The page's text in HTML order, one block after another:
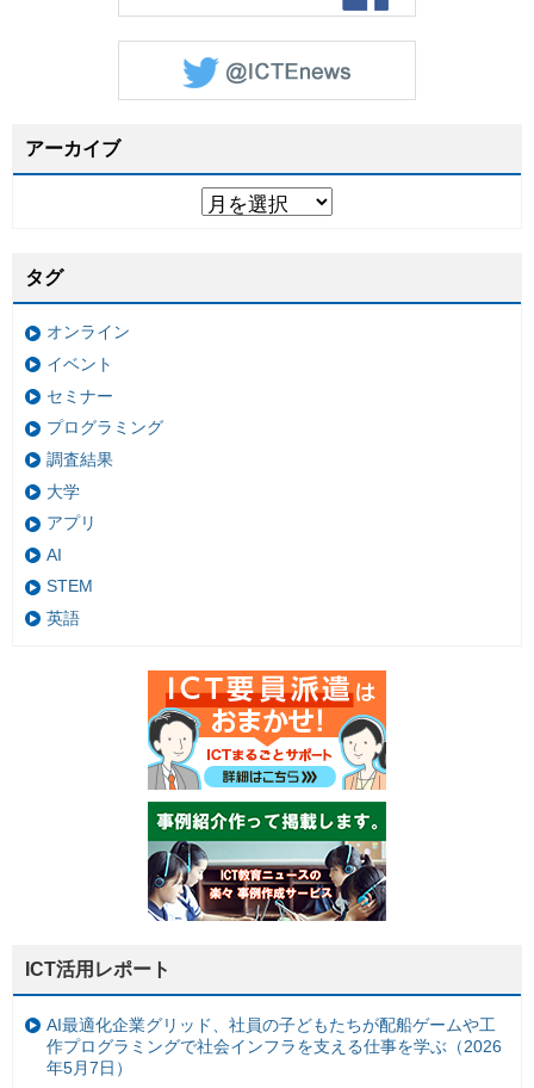
アーカイブ
タグ
オンライン
イベント
セミナー
プログラミング
調査結果
大学
アプリ
AI
STEM
英語
ICT活用レポート
AI最適化企業グリッド、社員の子どもたちが配船ゲームや工
作プログラミングで社会インフラを支える仕事を学ぶ（2026
年5月7日）